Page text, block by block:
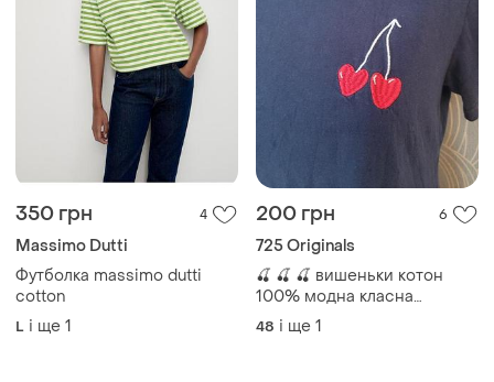
350 грн 4
Massimo Dutti
Футболка massimo dutti
cotton
L і ще 1
200 грн 6
725 Originals
🍒 🍒 🍒 вишеньки котон
100% модна класна
футболка 🍒 🍒 🍒 з
вишивкою
48 і ще 1